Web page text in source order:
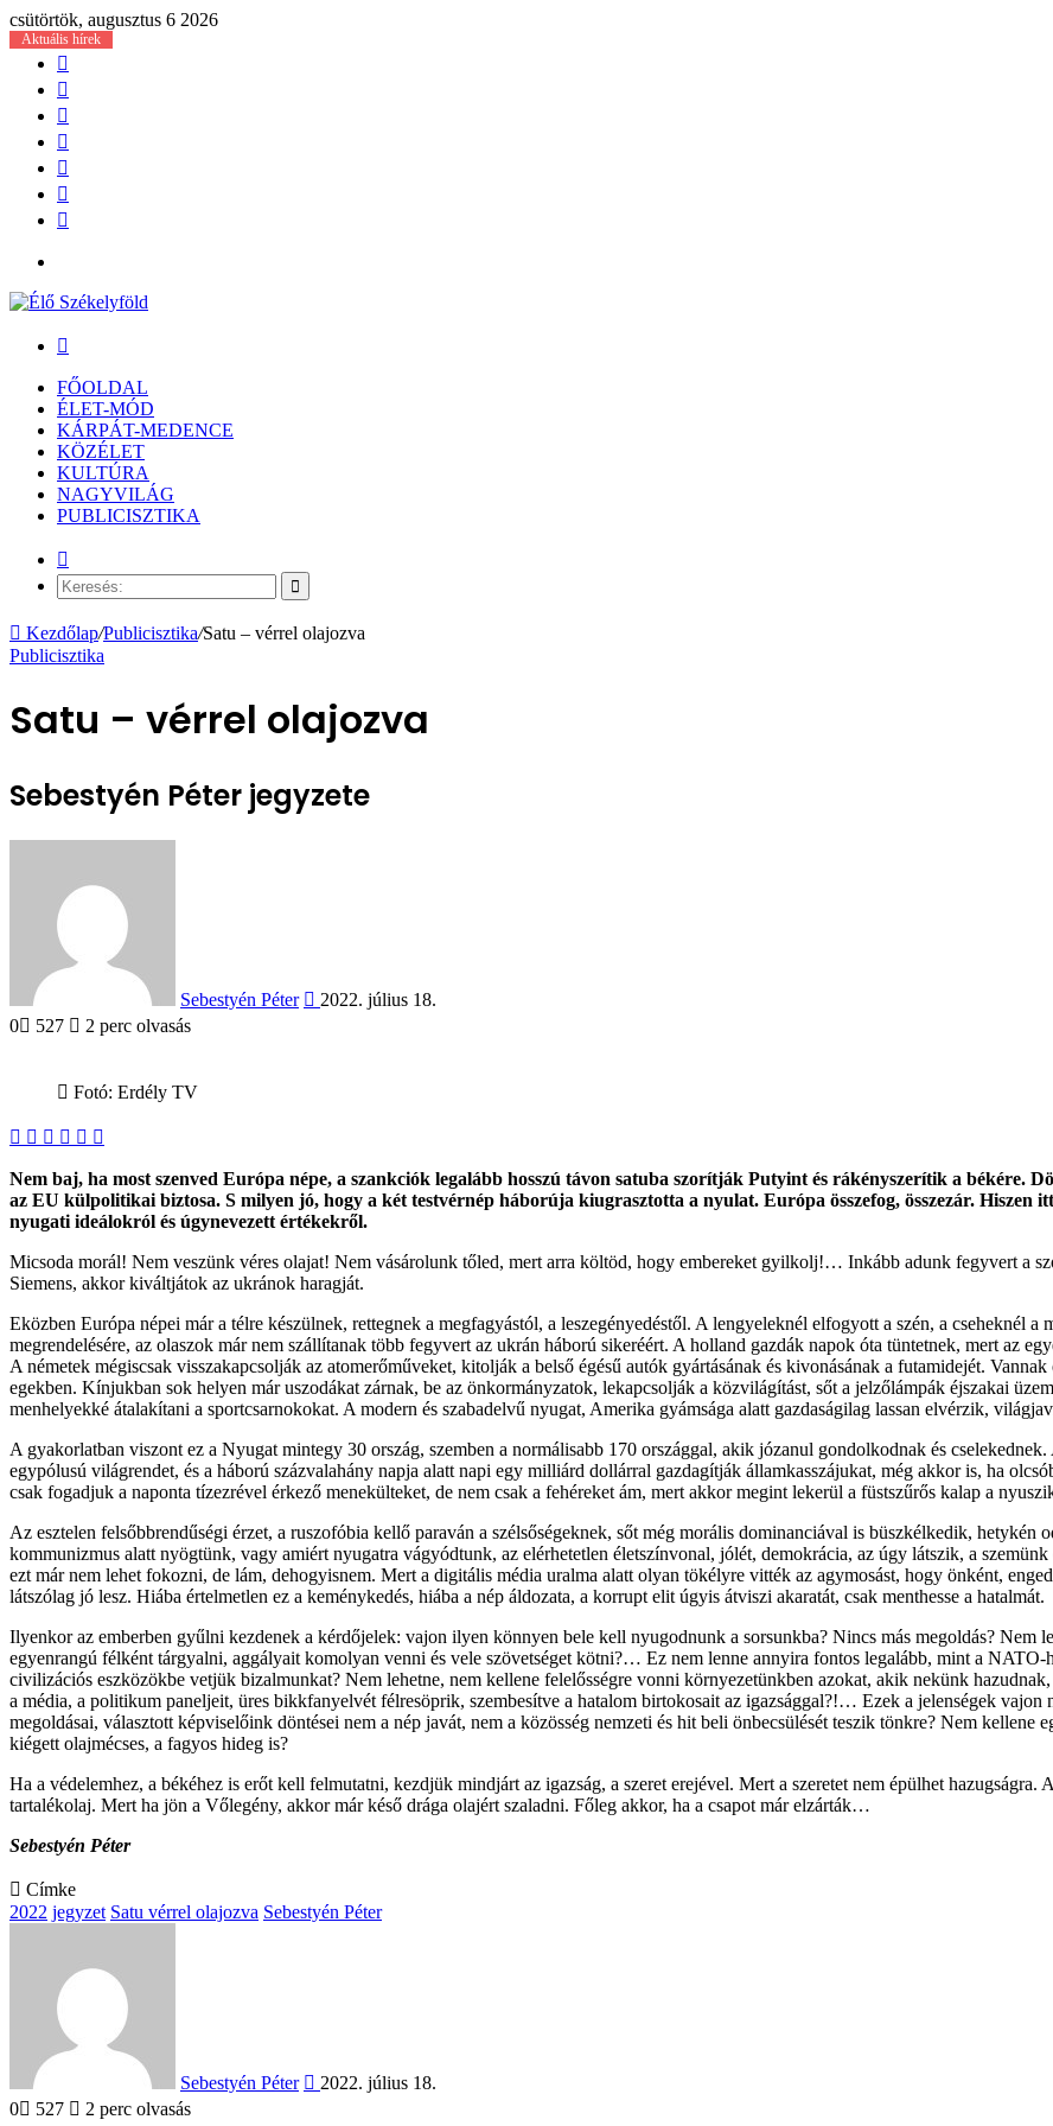
csütörtök, augusztus 6 2026
Aktuális hírek
FŐOLDAL
ÉLET-MÓD
KÁRPÁT-MEDENCE
KÖZÉLET
KULTÚRA
NAGYVILÁG
PUBLICISZTIKA
cikk
Keresés:
Kezdőlap/Publicisztika/Satu – vérrel olajozva
Publicisztika
Satu – vérrel olajozva
Sebestyén Péter jegyzete
Sebestyén Péter
2022. július 18.
0
527 2 perc olvasás
Fotó: Erdély TV
Facebook
X Reddit
WhatsApp
Megosztás
ben
Nem baj, ha most szenved Európa népe, a szankciók legalább hosszú távon satuba szorítják Putyint és rákényszerítik a békére.
az EU külpolitikai biztosa. S milyen jó, hogy a két testvérnép háborúja kiugrasztotta a nyulat. Európa összefog, összezár. Hiszen
nyugati ideálokról és úgynevezett értékekről.
Micsoda morál! Nem veszünk véres olajat! Nem vásárolunk tőled, mert arra költöd, hogy embereket gyilkolj!… Inkább adunk fegyvert a
Siemens, akkor kiváltjátok az ukránok haragját.
Eközben Európa népei már a télre készülnek, rettegnek a megfagyástól, a leszegényedéstől. A lengyeleknél elfogyott a szén, a cseheknél
megrendelésére, az olaszok már nem szállítanak több fegyvert az ukrán háború sikeréért. A holland gazdák napok óta tüntetnek, mert az
A németek mégiscsak visszakapcsolják az atomerőműveket, kitolják a belső égésű autók gyártásának és kivonásának a futamidejét.
egekben. Kínjukban sok helyen már uszodákat zárnak, be az önkormányzatok, lekapcsolják a közvilágítást, sőt a jelzőlámpák éjszakai
menhelyekké átalakítani a sportcsarnokokat. A modern és szabadelvű nyugat, Amerika gyámsága alatt gazdaságilag lassan elvérzik,
A gyakorlatban viszont ez a Nyugat mintegy 30 ország, szemben a normálisabb 170 országgal, akik józanul gondolkodnak és
egypólusú világrendet, és a háború százvalahány napja alatt napi egy milliárd dollárral gazdagítják államkasszájukat, még akkor is, ha
csak fogadjuk a naponta tízezrével érkező menekülteket, de nem csak a fehéreket ám, mert akkor megint lekerül a füstszűrős kalap a
Az esztelen felsőbbrendűségi érzet, a ruszofóbia kellő paraván a szélsőségeknek, sőt még morális dominanciával is büszkélkedik,
kommunizmus alatt nyögtünk, vagy amiért nyugatra vágyódtunk, az elérhetetlen életszínvonal, jólét, demokrácia, az úgy látszik, a
ezt már nem lehet fokozni, de lám, dehogyisnem. Mert a digitális média uralma alatt olyan tökélyre vitték az agymosást, hogy önként,
látszólag jó lesz. Hiába értelmetlen ez a keménykedés, hiába a nép áldozata, a korrupt elit úgyis átviszi akaratát, csak menthesse a hatalmát.
Ilyenkor az emberben gyűlni kezdenek a kérdőjelek: vajon ilyen könnyen bele kell nyugodnunk a sorsunkba? Nincs más megoldás? Nem
egyenrangú félként tárgyalni, aggályait komolyan venni és vele szövetséget kötni?… Ez nem lenne annyira fontos legalább, mint a
civilizációs eszközökbe vetjük bizalmunkat? Nem lehetne, nem kellene felelősségre vonni környezetünkben azokat, akik nekünk
a média, a politikum paneljeit, üres bikkfanyelvét félresöprik, szembesítve a hatalom birtokosait az igazsággal?!… Ezek a jelenségek
megoldásai, választott képviselőink döntései nem a nép javát, nem a közösség nemzeti és hit beli önbecsülését teszik tönkre? Nem kellene
kiégett olajmécses, a fagyos hideg is?
Ha a védelemhez, a békéhez is erőt kell felmutatni, kezdjük mindjárt az igazság, a szeret erejével. Mert a szeretet nem épülhet
tartalékolaj. Mert ha jön a Vőlegény, akkor már késő drága olajért szaladni. Főleg akkor, ha a csapot már elzárták…
Sebestyén Péter
Címke
2022 jegyzet Satu vérrel olajozva Sebestyén Péter
Sebestyén Péter
2022. július 18.
0
527
2 perc olvasás